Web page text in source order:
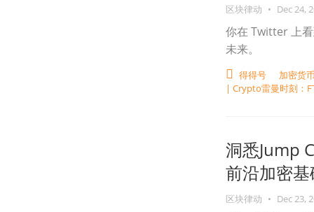
区块律动 • Dec 24,
你在 Twitter 上
未来。
得得号
加密货
| Crypto雷曼时刻：
洞悉Jump
前沿加密基
区块律动 • Dec 23,